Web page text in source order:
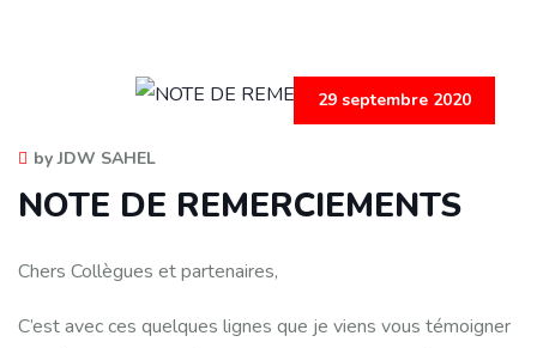
29 septembre 2020
by JDW SAHEL
NOTE DE REMERCIEMENTS
Chers Collègues et partenaires,
C’est avec ces quelques lignes que je viens vous témoigner